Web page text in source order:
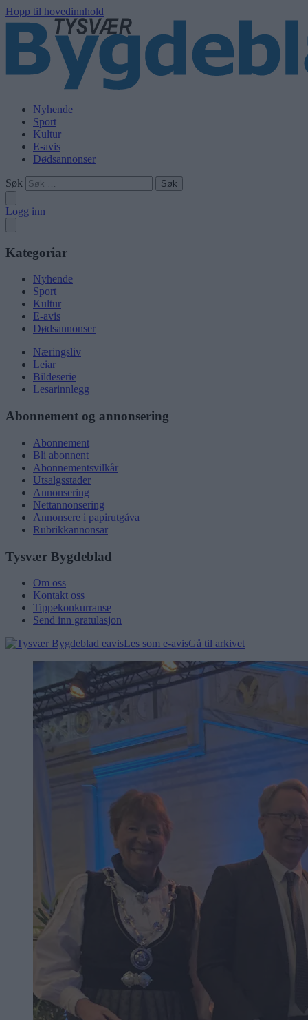
Hopp til hovedinnhold
Nyhende
Sport
Kultur
E-avis
Dødsannonser
Søk
Logg inn
Kategoriar
Nyhende
Sport
Kultur
E-avis
Dødsannonser
Næringsliv
Leiar
Bildeserie
Lesarinnlegg
Abonnement og annonsering
Abonnement
Bli abonnent
Abonnementsvilkår
Utsalgsstader
Annonsering
Nettannonsering
Annonsere i papirutgåva
Rubrikkannonsar
Tysvær Bygdeblad
Om oss
Kontakt oss
Tippekonkurranse
Send inn gratulasjon
Les som e-avisGå til arkivet